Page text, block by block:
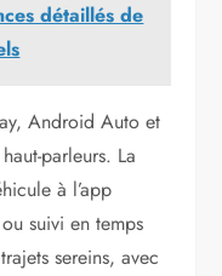
détaillés de
Android Auto et
parleurs. La
à l’app
suivi en temps
sereins, avec